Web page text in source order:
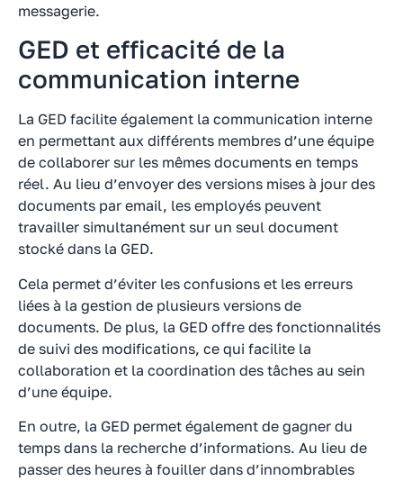
messagerie.
GED et efficacité de la
communication interne
La GED facilite également la communication interne
en permettant aux différents membres d’une équipe
de collaborer sur les mêmes documents en temps
réel. Au lieu d’envoyer des versions mises à jour des
documents par email, les employés peuvent
travailler simultanément sur un seul document
stocké dans la GED.
Cela permet d’éviter les confusions et les erreurs
liées à la gestion de plusieurs versions de
documents. De plus, la GED offre des fonctionnalités
de suivi des modifications, ce qui facilite la
collaboration et la coordination des tâches au sein
d’une équipe.
En outre, la GED permet également de gagner du
temps dans la recherche d’informations. Au lieu de
passer des heures à fouiller dans d’innombrables